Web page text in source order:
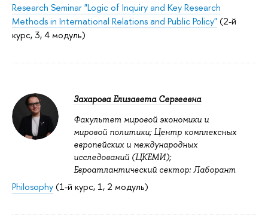
Research Seminar "Logic of Inquiry and Key Research
Methods in International Relations and Public Policy"(2-й
курс, 3, 4 модуль)
Захарова Елизавета Сергеевна
Факультет мировой экономики и
мировой политики; Центр комплексных
европейских и международных
исследований (ЦКЕМИ);
Евроатлантический сектор: Лаборант
Philosophy(1-й курс, 1, 2 модуль)